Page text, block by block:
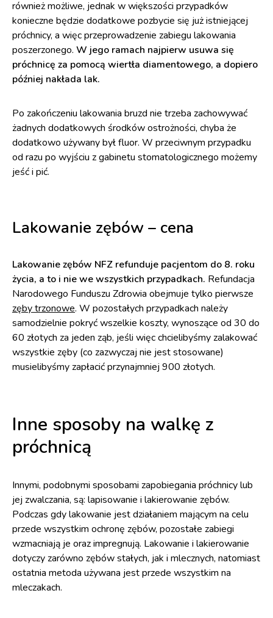
również możliwe, jednak w większości przypadków
konieczne będzie dodatkowe pozbycie się już istniejącej
próchnicy, a więc przeprowadzenie zabiegu lakowania
poszerzonego. W jego ramach najpierw usuwa się
próchnicę za pomocą wiertła diamentowego, a dopiero
później nakłada lak.
Po zakończeniu lakowania bruzd nie trzeba zachowywać
żadnych dodatkowych środków ostrożności, chyba że
dodatkowo używany był fluor. W przeciwnym przypadku
od razu po wyjściu z gabinetu stomatologicznego możemy
jeść i pić.
Lakowanie zębów – cena
Lakowanie zębów NFZ refunduje pacjentom do 8. roku
życia, a to i nie we wszystkich przypadkach. Refundacja
Narodowego Funduszu Zdrowia obejmuje tylko pierwsze
zęby trzonowe. W pozostałych przypadkach należy
samodzielnie pokryć wszelkie koszty, wynoszące od 30 do
60 złotych za jeden ząb, jeśli więc chcielibyśmy zalakować
wszystkie zęby (co zazwyczaj nie jest stosowane)
musielibyśmy zapłacić przynajmniej 900 złotych.
Inne sposoby na walkę z
próchnicą
Innymi, podobnymi sposobami zapobiegania próchnicy lub
jej zwalczania, są: lapisowanie i lakierowanie zębów.
Podczas gdy lakowanie jest działaniem mającym na celu
przede wszystkim ochronę zębów, pozostałe zabiegi
wzmacniają je oraz impregnują. Lakowanie i lakierowanie
dotyczy zarówno zębów stałych, jak i mlecznych, natomiast
ostatnia metoda używana jest przede wszystkim na
mleczakach.